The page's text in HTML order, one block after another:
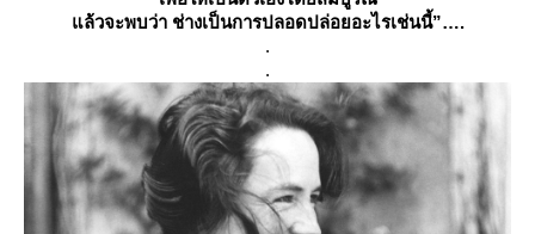
ล้วจะพบว่า ช่างเป็นการปลอดปล่อยอะไรเช่นนี้”….
.
.